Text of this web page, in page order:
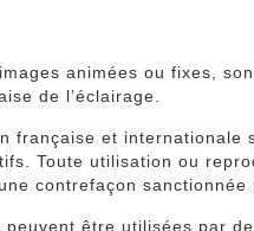
animées ou fixes,
de l’éclairage.
française et
Toute utilisation ou
contrefaçon
être utilisées par